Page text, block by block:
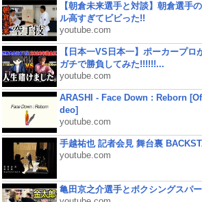
【朝倉未来選手と対談】朝倉選手
ル高すぎてビビった!!
youtube.com
【日本一VS日本一】ポーカープロ
ガチで勝負してみた!!!!!!...
youtube.com
ARASHI - Face Down : Reborn
deo]
youtube.com
手越祐也 記者会見 舞台裏
youtube.com
亀田京之介選手とボクシングスパ